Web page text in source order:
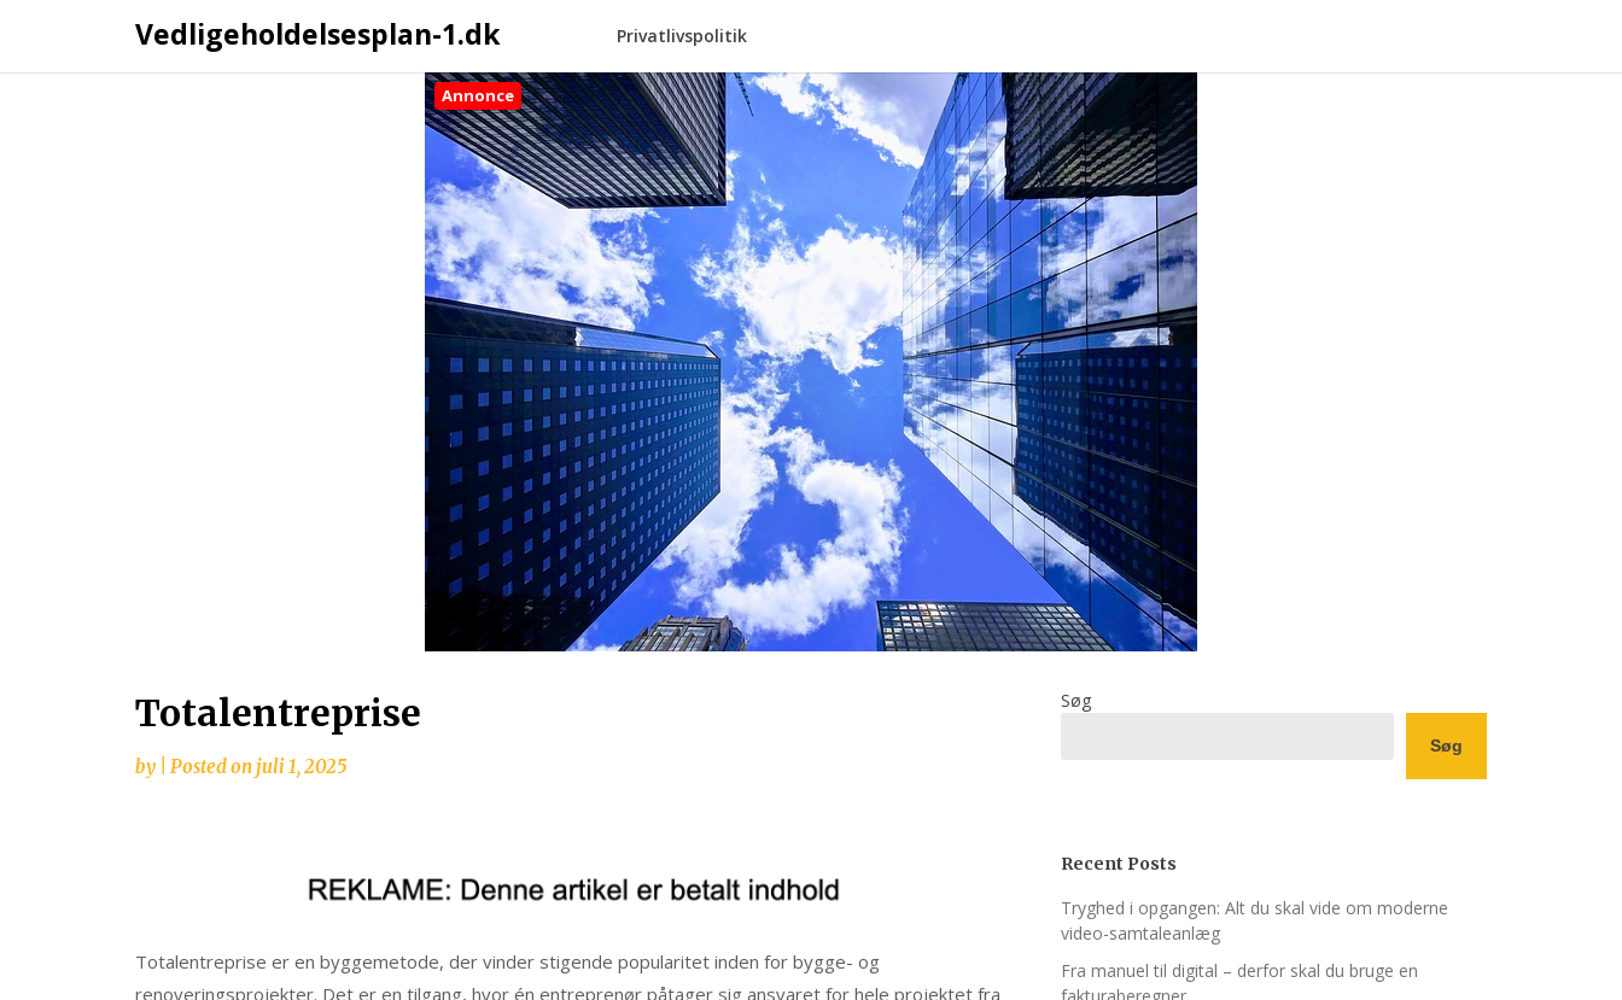
Vedligeholdelsesplan-1.dk Privatlivspolitik
Annonce
Totalentreprise
by Posted on juli 1, 2025
Totalentreprise er en byggemetode, der vinder stigende popularitet inden for bygge- og
renoveringsprojekter. Det er en tilgang, hvor én entreprenør påtager sig ansvaret for hele projektet fra
Søg
Søg
Recent Posts
Tryghed i opgangen: Alt du skal vide om moderne
video-samtaleanlæg
Fra manuel til digital – derfor skal du bruge en